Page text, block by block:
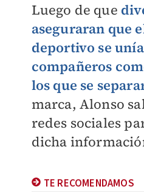
Luego de que
aseguraran que
deportivo se
compañeros
los que se
marca, Alonso
redes sociales
dicha
TE RECOMENDAMOS